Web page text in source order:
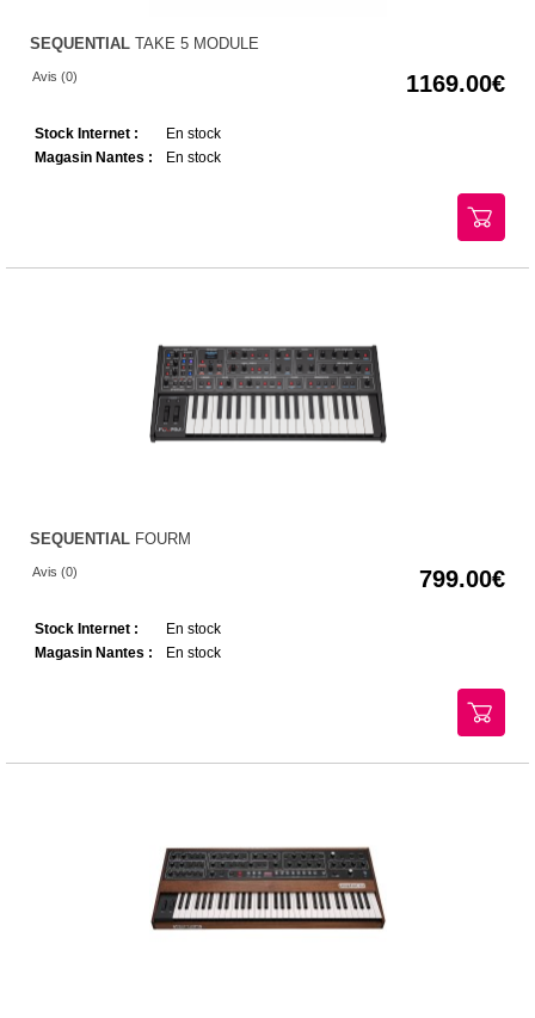
SEQUENTIAL TAKE 5 MODULE
Avis (0) 1169.00
Stock Internet :
En stock
Magasin Nantes :
En stock
SEQUENTIAL FOURM
Avis (0) 799.00
Stock Internet :
En stock
Magasin Nantes :
En stock